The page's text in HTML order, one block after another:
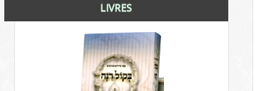
LIVRES